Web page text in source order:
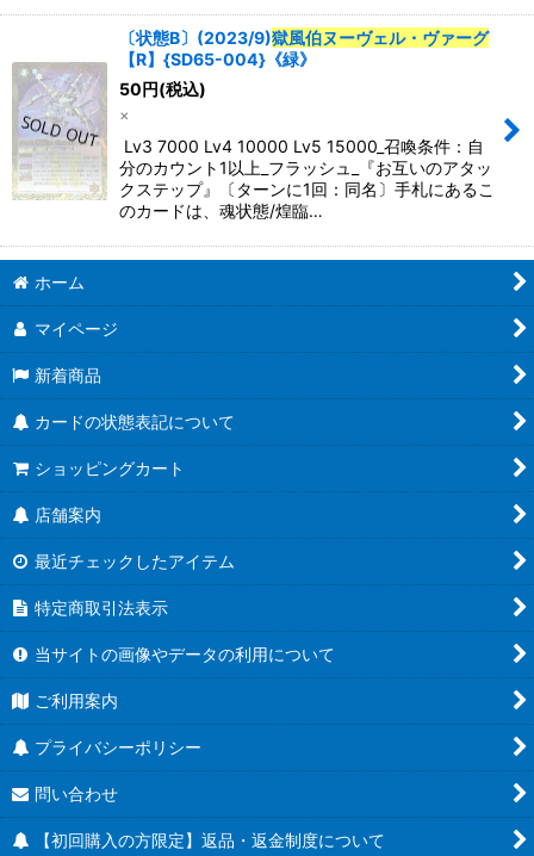
〔状態B〕(2023/9)獄風伯ヌーヴェル・ヴァーグ
【R】{SD65-004}《緑》
50 円(税込)
×
Lv3 7000 Lv4 10000 Lv5 15000_召喚条件：自
分のカウント1以上_フラッシュ_『お互いのアタッ
クステップ』〔ターンに1回：同名〕手札にあるこ
のカードは、魂状態/煌臨…
ホーム
マイページ
新着商品
カードの状態表記について
ショッピングカート
店舗案内
最近チェックしたアイテム
特定商取引法表示
当サイトの画像やデータの利用について
ご利用案内
プライバシーポリシー
問い合わせ
【初回購入の方限定】返品・返金制度について